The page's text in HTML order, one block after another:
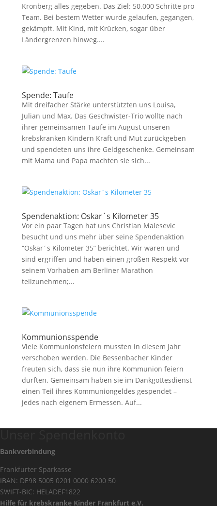
Kronberg alles gegeben. Das Ziel: 50.000 Schritte pro
Team. Bei bestem Wetter wurde gelaufen, gegangen,
gekämpft. Mit Kind, mit Krücken, sogar über
Ländergrenzen hinweg....
Spende: Taufe
Mit dreifacher Stärke unterstützten uns Louisa,
Julian und Max. Das Geschwister-Trio wollte nach
ihrer gemeinsamen Taufe im August unseren
krebskranken Kindern Kraft und Mut zurückgeben
und spendeten uns ihre Geldgeschenke. Gemeinsam
mit Mama und Papa machten sie sich...
Spendenaktion: Oskar´s Kilometer 35
Vor ein paar Tagen hat uns Christian Malesevic
besucht und uns mehr über seine Spendenaktion
“Oskar´s Kilometer 35” berichtet. Wir waren und
sind ergriffen und haben einen großen Respekt vor
seinem Vorhaben am Berliner Marathon
teilzunehmen;...
Kommunionsspende
Viele Kommunionsfeiern mussten in diesem Jahr
verschoben werden. Die Bessenbacher Kinder
freuten sich, dass sie nun ihre Kommunion feiern
durften. Gemeinsam haben sie im Dankgottesdienst
einen Teil ihres Kommuniongeldes gespendet –
jedes nach eigenem Ermessen. Auf...
Bankverbindung
Frankfurter Sparkasse
IBAN: DE98 5005 0201 0000 6200 50
SWIFT-BIC: HELADEF1822
Hilfe für krebskranke Kinder Frankfurt e.V.